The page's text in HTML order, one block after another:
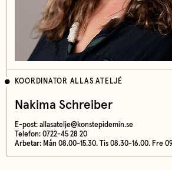
KOORDINATOR ALLAS ATELJÉ
Nakima Schreiber
E-post: allasatelje@konstepidemin.se
Telefon: 0722-45 28 20
Arbetar: Mån 08.00-15.30. Tis 08.30-16.00. Fre